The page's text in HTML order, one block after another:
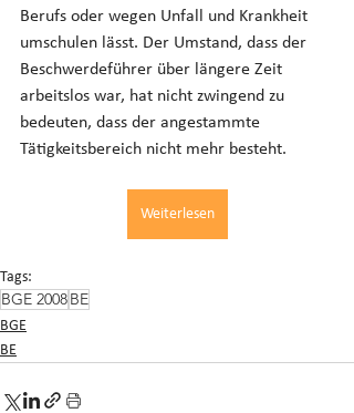
Berufs oder wegen Unfall und Krankheit
umschulen lässt. Der Umstand, dass der
Beschwerdeführer über längere Zeit
arbeitslos war, hat nicht zwingend zu
bedeuten, dass der angestammte
Tätigkeitsbereich nicht mehr besteht.
Weiterlesen
Tags:
BGE 2008BE
BGE
BE